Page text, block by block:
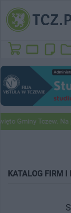
Gminy Tczew. Na
KATALOG FIRM